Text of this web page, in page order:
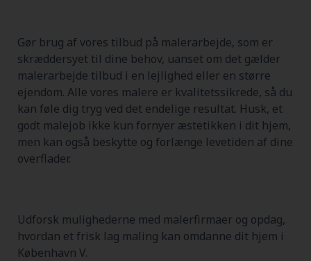
Gør brug af vores tilbud på malerarbejde, som er
skræddersyet til dine behov, uanset om det gælder
malerarbejde tilbud i en lejlighed eller en større
ejendom. Alle vores malere er kvalitetssikrede, så du
kan føle dig tryg ved det endelige resultat. Husk, et
godt malejob ikke kun fornyer æstetikken i dit hjem,
men kan også beskytte og forlænge levetiden af dine
overflader.
Udforsk mulighederne med malerfirmaer og opdag,
hvordan et frisk lag maling kan omdanne dit hjem i
København V.